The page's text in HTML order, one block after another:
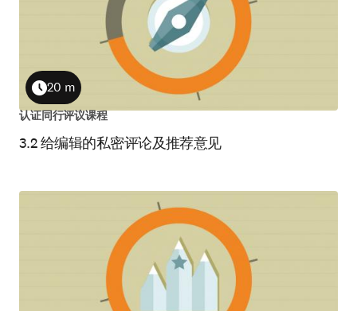
3.2 给编辑的私密评论及推荐意见
Duration
20 m
认证同行评议课程